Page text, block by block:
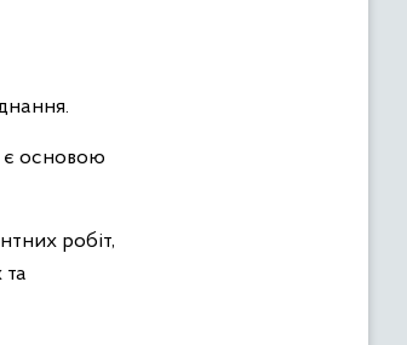
є основою
робіт,